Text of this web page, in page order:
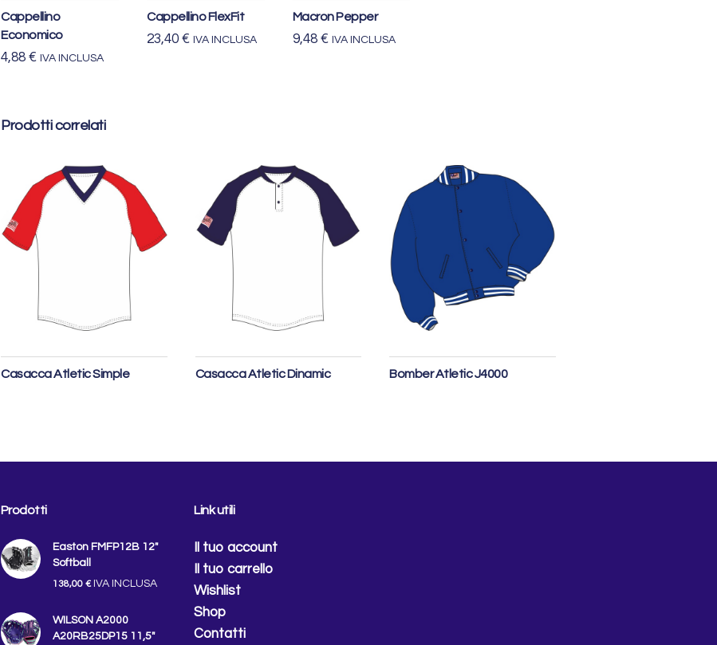
Cappellino
Economico
4,88 € IVA INCLUSA
Cappellino FlexFit
23,40 € IVA INCLUSA
Macron Pepper
9,48 € IVA INCLUSA
Prodotti correlati
Casacca Atletic Simple Casacca Atletic Dinamic Bomber Atletic J4000
Prodotti
Easton FMFP12B 12″
Softball
138,00 € IVA INCLUSA
WILSON A2000
A20RB25DP15 11,5"
Link utili
Il tuo account
Il tuo carrello
Wishlist
Shop
Contatti